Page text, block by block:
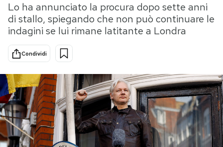
Tecnologia
Internet
Scienza
Cultura
Economia
Sport
Storie/Idee
Ok Boomer!
Media
Mondiali calcio 2026
PODCAST
Lo ha annunciato la procura dopo sette anni
di stallo, spiegando che non può continuare le
indagini se lui rimane latitante a Londra
Condividi